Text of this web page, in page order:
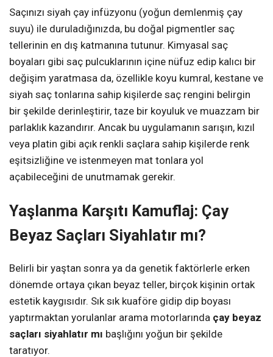
Saçınızı siyah çay infüzyonu (yoğun demlenmiş çay
suyu) ile duruladığınızda, bu doğal pigmentler saç
tellerinin en dış katmanına tutunur. Kimyasal saç
boyaları gibi saç pulcuklarının içine nüfuz edip kalıcı bir
değişim yaratmasa da, özellikle koyu kumral, kestane ve
siyah saç tonlarına sahip kişilerde saç rengini belirgin
bir şekilde derinleştirir, taze bir koyuluk ve muazzam bir
parlaklık kazandırır. Ancak bu uygulamanın sarışın, kızıl
veya platin gibi açık renkli saçlara sahip kişilerde renk
eşitsizliğine ve istenmeyen mat tonlara yol
açabileceğini de unutmamak gerekir.
Yaşlanma Karşıtı Kamuflaj: Çay
Beyaz Saçları Siyahlatır mı?
Belirli bir yaştan sonra ya da genetik faktörlerle erken
dönemde ortaya çıkan beyaz teller, birçok kişinin ortak
estetik kaygısıdır. Sık sık kuaföre gidip dip boyası
yaptırmaktan yorulanlar arama motorlarında çay beyaz
saçları siyahlatır mı başlığını yoğun bir şekilde
taratıyor.